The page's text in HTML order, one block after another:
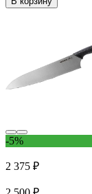
-5%
2 375 ₽